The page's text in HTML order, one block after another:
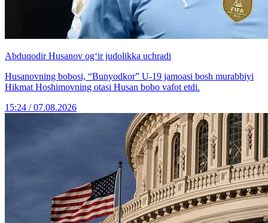
Abduqodir Husanov og‘ir judolikka uchradi
Husanovning bobosi, “Bunyodkor” U-19 jamoasi bosh murabbiyi
Hikmat Hoshimovning otasi Husan bobo vafot etdi.
15:24 / 07.08.2026